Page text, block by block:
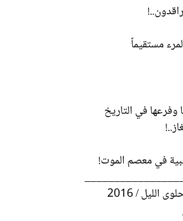
مستقيماً
وفرعها في التاريخ
في معصم الموت!
/ 2016